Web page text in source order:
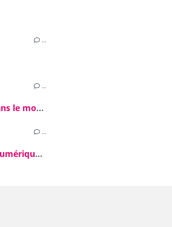
…
…
Un drive-in géant pour rouler dans le monde d'après ?
…
Comment réduire sa pollution numérique ? Un défi par jour ! #4